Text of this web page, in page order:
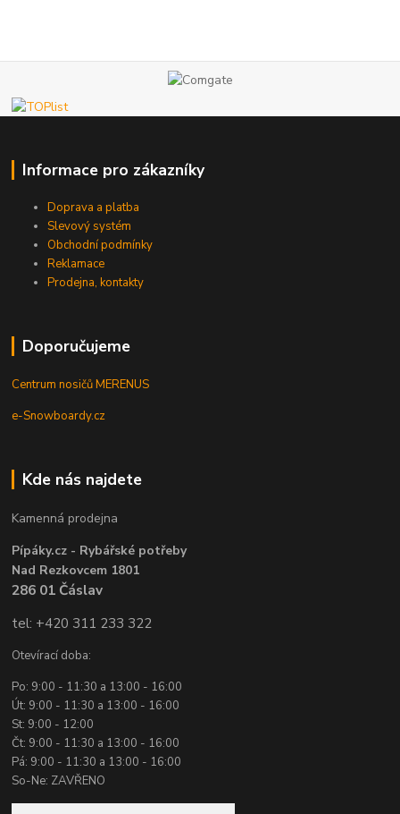
Informace pro zákazníky
Doprava a platba
Slevový systém
Obchodní podmínky
Reklamace
Prodejna, kontakty
Doporučujeme
Centrum nosičů MERENUS
e-Snowboardy.cz
Kde nás najdete
Kamenná prodejna
Pípáky.cz - Rybářské potřeby
Nad Rezkovcem 1801
286 01 Čáslav
tel: +420 311 233 322
Otevírací doba:
Po: 9:00 - 11:30 a 13:00 - 16:00
Út: 9:00 - 11:30 a 13:00 - 16:00
St: 9:00 - 12:00
Čt: 9:00 - 11:30 a 13:00 - 16:00
Pá: 9:00 - 11:30 a 13:00 - 16:00
So-Ne: ZAVŘENO